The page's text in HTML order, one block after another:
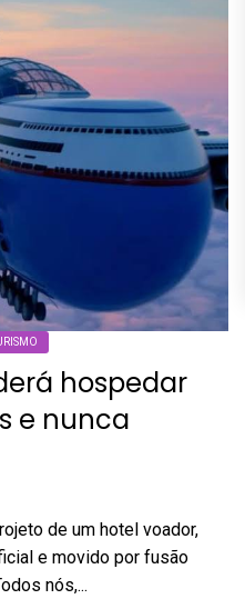
hospedar
e nunca
de um hotel voador,
e movido por fusão
nós,...